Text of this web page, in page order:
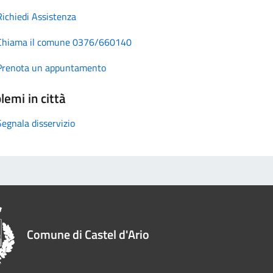
Assistenza
il comune 0376/660140
un appuntamento
in città
disservizio
Comune di Castel d'Ario